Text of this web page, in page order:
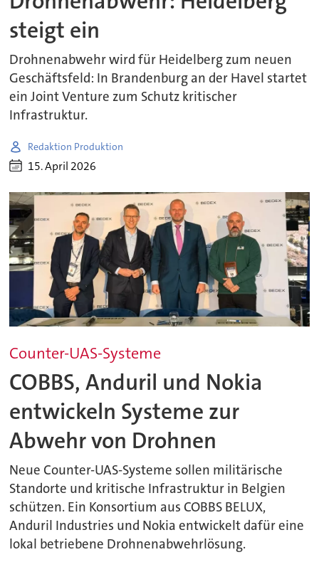
steigt ein
Drohnenabwehr wird für Heidelberg zum neuen
Geschäftsfeld: In Brandenburg an der Havel startet
ein Joint Venture zum Schutz kritischer
Infrastruktur.
Redaktion Produktion
15. April 2026
Counter-UAS-Systeme
COBBS, Anduril und Nokia
entwickeln Systeme zur
Abwehr von Drohnen
Neue Counter-UAS-Systeme sollen militärische
Standorte und kritische Infrastruktur in Belgien
schützen. Ein Konsortium aus COBBS BELUX,
Anduril Industries und Nokia entwickelt dafür eine
lokal betriebene Drohnenabwehrlösung.